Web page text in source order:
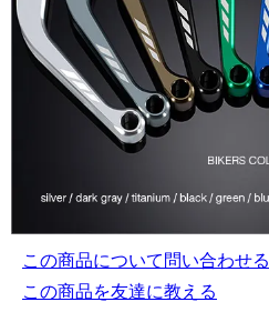
この商品について問い合わせる
この商品を友達に教える